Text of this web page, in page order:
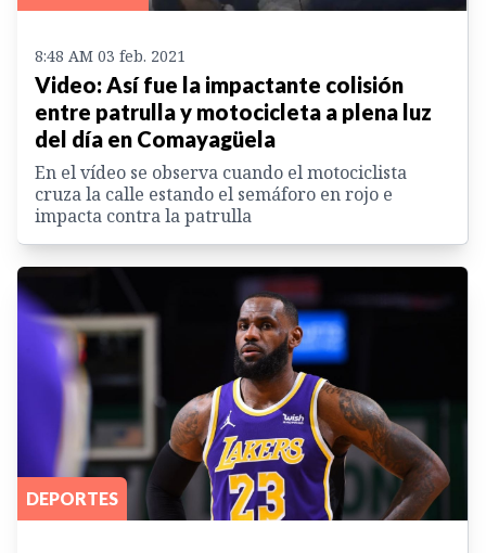
8:48 AM 03 feb. 2021
Video: Así fue la impactante colisión
entre patrulla y motocicleta a plena luz
del día en Comayagüela
En el vídeo se observa cuando el motociclista
cruza la calle estando el semáforo en rojo e
impacta contra la patrulla
DEPORTES